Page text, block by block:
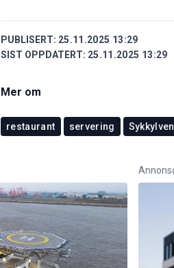
PUBLISERT: 25.11.2025 13:29
SIST OPPDATERT: 25.11.2025 13:29
Mer om
restaurant servering Sykkylven